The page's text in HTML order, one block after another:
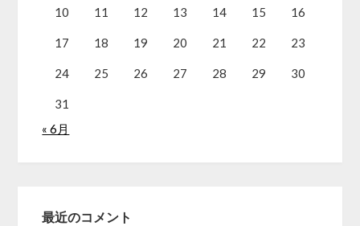
10 11 12 13 14 15 16
17 18 19 20 21 22 23
24 25 26 27 28 29 30
31
« 6月
最近のコメント